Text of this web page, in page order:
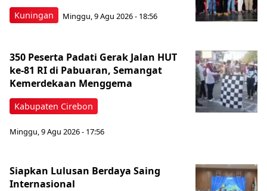
Kuningan Minggu, 9 Agu 2026 - 18:56
Kabupaten Cirebon
350 Peserta Padati Gerak Jalan HUT
ke-81 RI di Pabuaran, Semangat
Kemerdekaan Menggema
Minggu, 9 Agu 2026 - 17:56
Siapkan Lulusan Berdaya Saing
Internasional